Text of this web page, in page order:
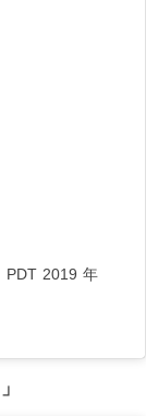
PDT 2019 年
」